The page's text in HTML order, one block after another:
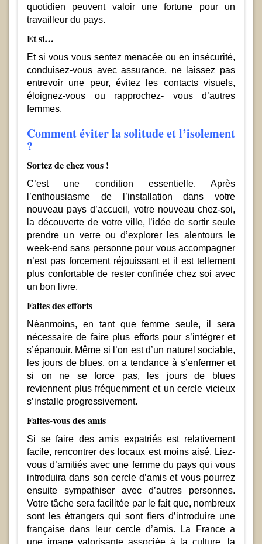
quotidien peuvent valoir une fortune pour un
travailleur du pays.
Et si…
Et si vous vous sentez menacée ou en insécurité,
conduisez-vous avec assurance, ne laissez pas
entrevoir une peur, évitez les contacts visuels,
éloignez-vous ou rapprochez- vous d’autres
femmes.
Comment éviter la solitude et l’isolement
?
Sortez de chez vous !
C’est une condition essentielle. Après
l’enthousiasme de l’installation dans votre
nouveau pays d’accueil, votre nouveau chez-soi,
la découverte de votre ville, l’idée de sortir seule
prendre un verre ou d’explorer les alentours le
week-end sans personne pour vous accompagner
n’est pas forcement réjouissant et il est tellement
plus confortable de rester confinée chez soi avec
un bon livre.
Faites des efforts
Néanmoins, en tant que femme seule, il sera
nécessaire de faire plus efforts pour s’intégrer et
s’épanouir. Même si l’on est d’un naturel sociable,
les jours de blues, on a tendance à s’enfermer et
si on ne se force pas, les jours de blues
reviennent plus fréquemment et un cercle vicieux
s’installe progressivement.
Faites-vous des amis
Si se faire des amis expatriés est relativement
facile, rencontrer des locaux est moins aisé. Liez-
vous d’amitiés avec une femme du pays qui vous
introduira dans son cercle d’amis et vous pourrez
ensuite sympathiser avec d’autres personnes.
Votre tâche sera facilitée par le fait que, nombreux
sont les étrangers qui sont fiers d’introduire une
française dans leur cercle d’amis. La France a